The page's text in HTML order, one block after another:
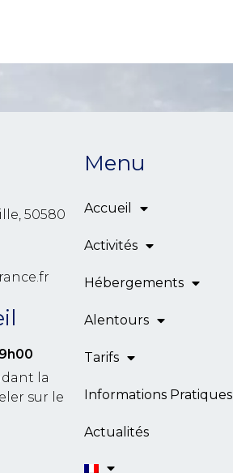
50580
la
sur le
Menu
Accueil
Activités
Hébergements
Alentours
Tarifs
Informations Pratiques
Actualités